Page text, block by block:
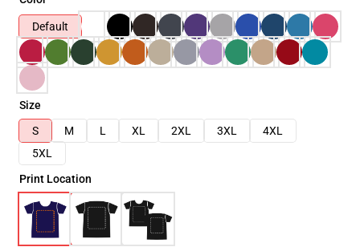
Default
Size
S
M L XL 2XL 3XL
4XL
5XL
Print Location